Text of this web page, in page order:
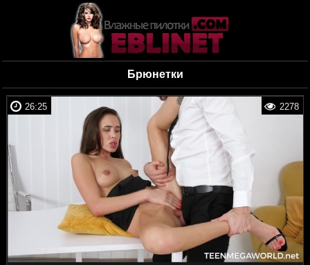
Брюнетки
2278
26:25